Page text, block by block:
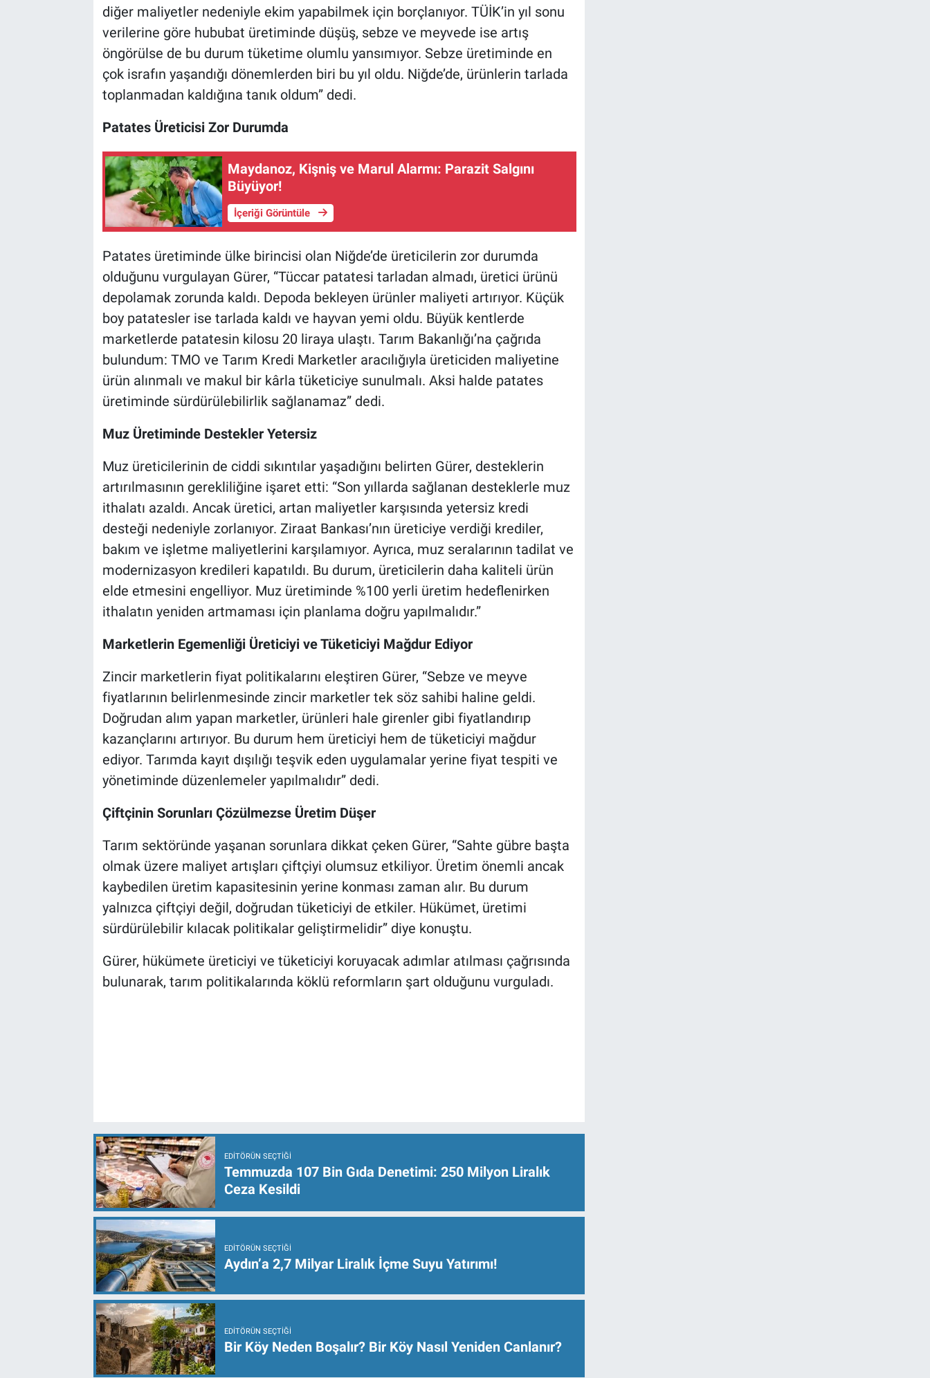
diğer maliyetler nedeniyle ekim yapabilmek için borçlanıyor. TÜİK’in yıl sonu
verilerine göre hububat üretiminde düşüş, sebze ve meyvede ise artış
öngörülse de bu durum tüketime olumlu yansımıyor. Sebze üretiminde en
çok israfın yaşandığı dönemlerden biri bu yıl oldu. Niğde’de, ürünlerin tarlada
toplanmadan kaldığına tanık oldum” dedi.
Patates Üreticisi Zor Durumda
Maydanoz, Kişniş ve Marul Alarmı: Parazit Salgını
Büyüyor!
İçeriği Görüntüle
Patates üretiminde ülke birincisi olan Niğde’de üreticilerin zor durumda
olduğunu vurgulayan Gürer, “Tüccar patatesi tarladan almadı, üretici ürünü
depolamak zorunda kaldı. Depoda bekleyen ürünler maliyeti artırıyor. Küçük
boy patatesler ise tarlada kaldı ve hayvan yemi oldu. Büyük kentlerde
marketlerde patatesin kilosu 20 liraya ulaştı. Tarım Bakanlığı’na çağrıda
bulundum: TMO ve Tarım Kredi Marketler aracılığıyla üreticiden maliyetine
ürün alınmalı ve makul bir kârla tüketiciye sunulmalı. Aksi halde patates
üretiminde sürdürülebilirlik sağlanamaz” dedi.
Muz Üretiminde Destekler Yetersiz
Muz üreticilerinin de ciddi sıkıntılar yaşadığını belirten Gürer, desteklerin
artırılmasının gerekliliğine işaret etti: “Son yıllarda sağlanan desteklerle muz
ithalatı azaldı. Ancak üretici, artan maliyetler karşısında yetersiz kredi
desteği nedeniyle zorlanıyor. Ziraat Bankası’nın üreticiye verdiği krediler,
bakım ve işletme maliyetlerini karşılamıyor. Ayrıca, muz seralarının tadilat ve
modernizasyon kredileri kapatıldı. Bu durum, üreticilerin daha kaliteli ürün
elde etmesini engelliyor. Muz üretiminde %100 yerli üretim hedeflenirken
ithalatın yeniden artmaması için planlama doğru yapılmalıdır.”
Marketlerin Egemenliği Üreticiyi ve Tüketiciyi Mağdur Ediyor
Zincir marketlerin fiyat politikalarını eleştiren Gürer, “Sebze ve meyve
fiyatlarının belirlenmesinde zincir marketler tek söz sahibi haline geldi.
Doğrudan alım yapan marketler, ürünleri hale girenler gibi fiyatlandırıp
kazançlarını artırıyor. Bu durum hem üreticiyi hem de tüketiciyi mağdur
ediyor. Tarımda kayıt dışılığı teşvik eden uygulamalar yerine fiyat tespiti ve
yönetiminde düzenlemeler yapılmalıdır” dedi.
Çiftçinin Sorunları Çözülmezse Üretim Düşer
Tarım sektöründe yaşanan sorunlara dikkat çeken Gürer, “Sahte gübre başta
olmak üzere maliyet artışları çiftçiyi olumsuz etkiliyor. Üretim önemli ancak
kaybedilen üretim kapasitesinin yerine konması zaman alır. Bu durum
yalnızca çiftçiyi değil, doğrudan tüketiciyi de etkiler. Hükümet, üretimi
sürdürülebilir kılacak politikalar geliştirmelidir” diye konuştu.
Gürer, hükümete üreticiyi ve tüketiciyi koruyacak adımlar atılması çağrısında
bulunarak, tarım politikalarında köklü reformların şart olduğunu vurguladı.
EDITÖRÜN SEÇTIĞI
Temmuzda 107 Bin Gıda Denetimi: 250 Milyon Liralık
Ceza Kesildi
EDITÖRÜN SEÇTIĞI
Aydın’a 2,7 Milyar Liralık İçme Suyu Yatırımı!
EDITÖRÜN SEÇTIĞI
Bir Köy Neden Boşalır? Bir Köy Nasıl Yeniden Canlanır?